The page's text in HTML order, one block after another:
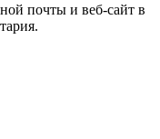
почты и веб-сайт в